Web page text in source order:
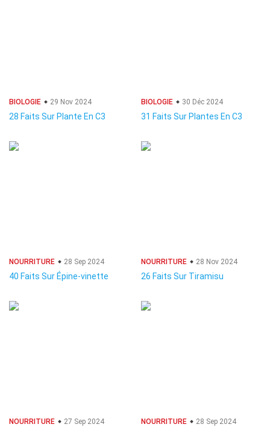
BIOLOGIE 29 Nov 2024
28 Faits Sur Plante En C3
BIOLOGIE 30 Déc 2024
31 Faits Sur Plantes En C3
NOURRITURE 28 Sep 2024
40 Faits Sur Épine-vinette
NOURRITURE 28 Nov 2024
26 Faits Sur Tiramisu
NOURRITURE 27 Sep 2024 NOURRITURE 28 Sep 2024